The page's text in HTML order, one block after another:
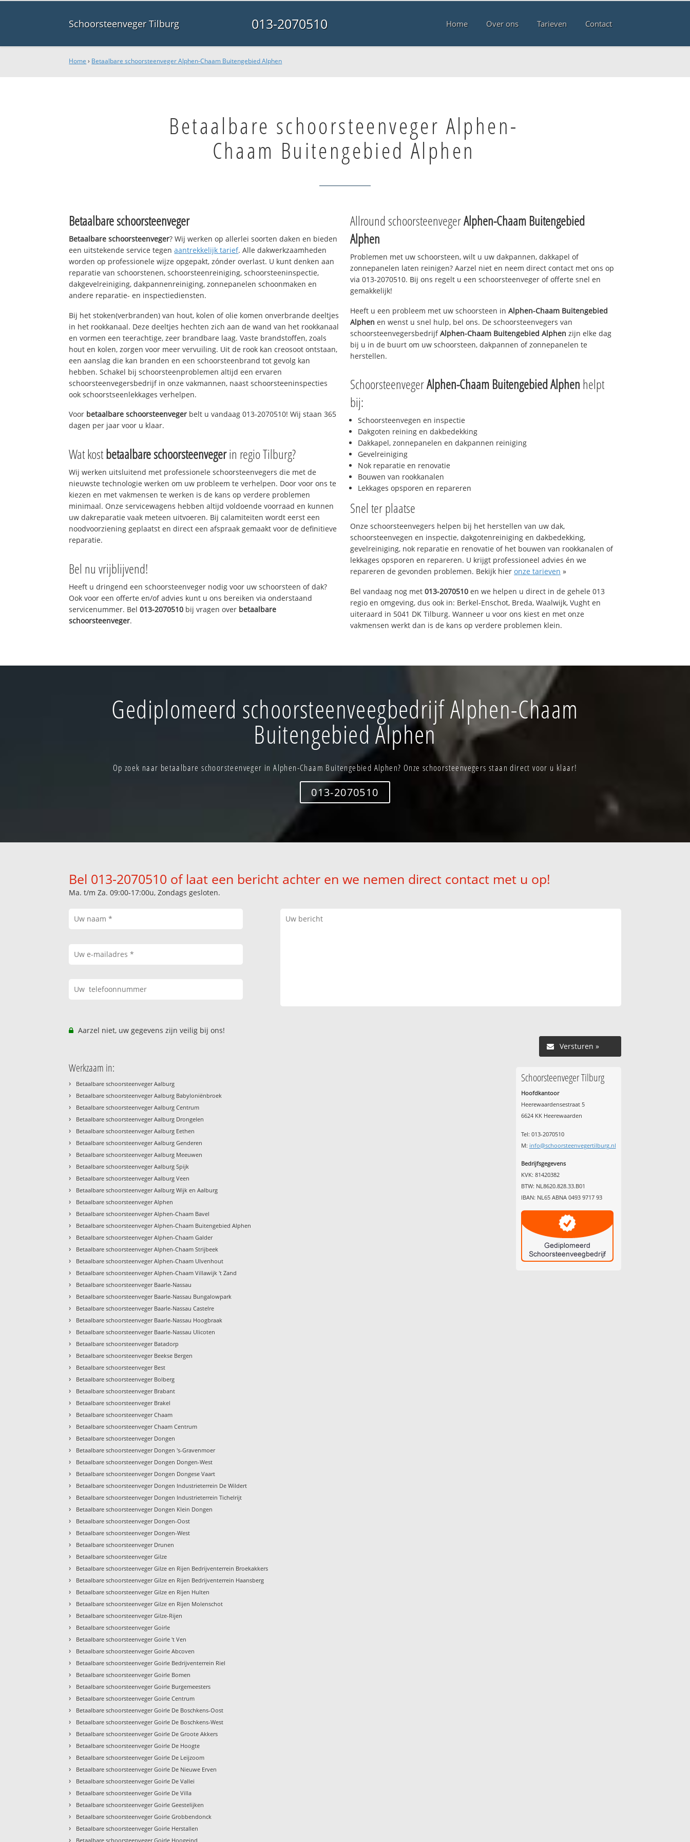
Schoorsteenveger Tilburg 013-2070510 Home Over ons Tarieven Contact
Home › Betaalbare schoorsteenveger Alphen-Chaam Buitengebied Alphen
Betaalbare schoorsteenveger Alphen-
Chaam Buitengebied Alphen
Betaalbare schoorsteenveger
Betaalbare schoorsteenveger? Wij werken op allerlei soorten daken en bieden
een uitstekende service tegenaantrekkelijk tarief. Alle dakwerkzaamheden
worden op professionele wijze opgepakt, zónder overlast. U kunt denken aan
reparatie van schoorstenen, schoorsteenreiniging, schoorsteeninspectie,
dakgevelreiniging, dakpannenreiniging, zonnepanelen schoonmaken en
andere reparatie- en inspectiediensten.
Bij het stoken(verbranden) van hout, kolen of olie komen onverbrande deeltjes
in het rookkanaal. Deze deeltjes hechten zich aan de wand van het rookkanaal
en vormen een teerachtige, zeer brandbare laag. Vaste brandstoffen, zoals
hout en kolen, zorgen voor meer vervuiling. Uit de rook kan creosoot ontstaan,
een aanslag die kan branden en een schoorsteenbrand tot gevolg kan
hebben. Schakel bij schoorsteenproblemen altijd een ervaren
schoorsteenvegersbedrijf in onze vakmannen, naast schoorsteeninspecties
ook schoorstseenlekkages verhelpen.
Voor betaalbare schoorsteenveger belt u vandaag 013-2070510! Wij staan 365
dagen per jaar voor u klaar.
Wat kostbetaalbare schoorsteenvegerin regio Tilburg?
Wij werken uitsluitend met professionele schoorsteenvegers die met de
nieuwste technologie werken om uw probleem te verhelpen. Door voor ons te
kiezen en met vakmensen te werken is de kans op verdere problemen
minimaal. Onze servicewagens hebben altijd voldoende voorraad en kunnen
uw dakreparatie vaak meteen uitvoeren. Bij calamiteiten wordt eerst een
noodvoorziening geplaatst en direct een afspraak gemaakt voor de definitieve
reparatie.
Bel nu vrijblijvend!
Heeft u dringend een schoorsteenveger nodig voor uw schoorsteen of dak?
Ook voor een offerte en/of advies kunt u ons bereiken via onderstaand
servicenummer. Bel013-2070510 bij vragen over betaalbare
schoorsteenveger.
Allround schoorsteenvegerAlphen-Chaam Buitengebied
Alphen
Problemen met uw schoorsteen, wilt u uw dakpannen, dakkapel of
zonnepanelen laten reinigen? Aarzel niet en neem direct contact met ons op
via 013-2070510. Bij ons regelt u een schoorsteenveger of offerte snel en
gemakkelijk!
Heeft u een probleem met uw schoorsteen in Alphen-Chaam Buitengebied
Alphen en wenst u snel hulp, bel ons. De schoorsteenvegers van
schoorsteenvegersbedrijfAlphen-Chaam Buitengebied Alphen zijn elke dag
bij u in de buurt om uw schoorsteen, dakpannen of zonnepanelen te
herstellen.
SchoorsteenvegerAlphen-Chaam Buitengebied Alphen helpt
bij:
Schoorsteenvegen en inspectie
Dakgoten reining en dakbedekking
Dakkapel, zonnepanelen en dakpannen reiniging
Gevelreiniging
Nok reparatie en renovatie
Bouwen van rookkanalen
Lekkages opsporen en repareren
Snel ter plaatse
Onze schoorsteenvegers helpen bij het herstellen van uw dak,
schoorsteenvegen en inspectie, dakgotenreiniging en dakbedekking,
gevelreiniging, nok reparatie en renovatie of het bouwen van rookkanalen of
lekkages opsporen en repareren. U krijgt professioneel advies én we
repareren de gevonden problemen. Bekijk hier onze tarieven »
Bel vandaag nog met 013-2070510 en we helpen u direct in de gehele 013
regio en omgeving, dus ook in: Berkel-Enschot, Breda, Waalwijk, Vught en
uiteraard in 5041 DK Tilburg. Wanneer u voor ons kiest en met onze
vakmensen werkt dan is de kans op verdere problemen klein.
Gediplomeerd schoorsteenveegbedrijf Alphen-Chaam
Buitengebied Alphen
Op zoek naar betaalbare schoorsteenveger in Alphen-Chaam Buitengebied Alphen? Onze schoorsteenvegers staan direct voor u klaar!
013-2070510
Bel 013-2070510 of laat een bericht achter en we nemen direct contact met u op!
Ma. t/m Za. 09:00-17:00u, Zondags gesloten.
Aarzel niet, uw gegevens zijn veilig bij ons!
Versturen »
Werkzaam in:
› Betaalbare schoorsteenveger Aalburg
› Betaalbare schoorsteenveger Aalburg Babyloniënbroek
› Betaalbare schoorsteenveger Aalburg Centrum
› Betaalbare schoorsteenveger Aalburg Drongelen
› Betaalbare schoorsteenveger Aalburg Eethen
› Betaalbare schoorsteenveger Aalburg Genderen
› Betaalbare schoorsteenveger Aalburg Meeuwen
› Betaalbare schoorsteenveger Aalburg Spijk
› Betaalbare schoorsteenveger Aalburg Veen
› Betaalbare schoorsteenveger Aalburg Wijk en Aalburg
› Betaalbare schoorsteenveger Alphen
› Betaalbare schoorsteenveger Alphen-Chaam Bavel
› Betaalbare schoorsteenveger Alphen-Chaam Buitengebied Alphen
› Betaalbare schoorsteenveger Alphen-Chaam Galder
› Betaalbare schoorsteenveger Alphen-Chaam Strijbeek
› Betaalbare schoorsteenveger Alphen-Chaam Ulvenhout
› Betaalbare schoorsteenveger Alphen-Chaam Villawijk 't Zand
› Betaalbare schoorsteenveger Baarle-Nassau
› Betaalbare schoorsteenveger Baarle-Nassau Bungalowpark
› Betaalbare schoorsteenveger Baarle-Nassau Castelre
› Betaalbare schoorsteenveger Baarle-Nassau Hoogbraak
› Betaalbare schoorsteenveger Baarle-Nassau Ulicoten
› Betaalbare schoorsteenveger Batadorp
› Betaalbare schoorsteenveger Beekse Bergen
› Betaalbare schoorsteenveger Best
› Betaalbare schoorsteenveger Bolberg
› Betaalbare schoorsteenveger Brabant
› Betaalbare schoorsteenveger Brakel
› Betaalbare schoorsteenveger Chaam
› Betaalbare schoorsteenveger Chaam Centrum
› Betaalbare schoorsteenveger Dongen
› Betaalbare schoorsteenveger Dongen 's-Gravenmoer
› Betaalbare schoorsteenveger Dongen Dongen-West
› Betaalbare schoorsteenveger Dongen Dongese Vaart
› Betaalbare schoorsteenveger Dongen Industrieterrein De Wildert
› Betaalbare schoorsteenveger Dongen Industrieterrein Tichelrijt
› Betaalbare schoorsteenveger Dongen Klein Dongen
› Betaalbare schoorsteenveger Dongen-Oost
› Betaalbare schoorsteenveger Dongen-West
› Betaalbare schoorsteenveger Drunen
› Betaalbare schoorsteenveger Gilze
› Betaalbare schoorsteenveger Gilze en Rijen Bedrijventerrein Broekakkers
› Betaalbare schoorsteenveger Gilze en Rijen Bedrijventerrein Haansberg
› Betaalbare schoorsteenveger Gilze en Rijen Hulten
› Betaalbare schoorsteenveger Gilze en Rijen Molenschot
› Betaalbare schoorsteenveger Gilze-Rijen
› Betaalbare schoorsteenveger Goirle
› Betaalbare schoorsteenveger Goirle 't Ven
› Betaalbare schoorsteenveger Goirle Abcoven
› Betaalbare schoorsteenveger Goirle Bedrijventerrein Riel
› Betaalbare schoorsteenveger Goirle Bomen
› Betaalbare schoorsteenveger Goirle Burgemeesters
› Betaalbare schoorsteenveger Goirle Centrum
› Betaalbare schoorsteenveger Goirle De Boschkens-Oost
› Betaalbare schoorsteenveger Goirle De Boschkens-West
› Betaalbare schoorsteenveger Goirle De Groote Akkers
› Betaalbare schoorsteenveger Goirle De Hoogte
› Betaalbare schoorsteenveger Goirle De Leijzoom
› Betaalbare schoorsteenveger Goirle De Nieuwe Erven
› Betaalbare schoorsteenveger Goirle De Vallei
› Betaalbare schoorsteenveger Goirle De Villa
› Betaalbare schoorsteenveger Goirle Geestelijken
› Betaalbare schoorsteenveger Goirle Grobbendonck
› Betaalbare schoorsteenveger Goirle Herstallen
› Betaalbare schoorsteenveger Goirle Hoogeind
Schoorsteenveger Tilburg
Hoofdkantoor
Heerewaardensestraat 5
6624 KK Heerewaarden
Tel: 013-2070510
M: info@schoorsteenvegertilburg.nl
Bedrijfsgegevens
KVK: 81420382
BTW: NL8620.828.33.B01
IBAN: NL65 ABNA 0493 9717 93